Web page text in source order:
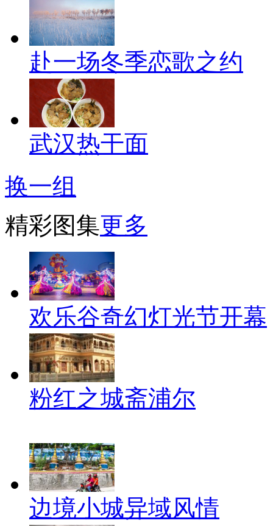
赴一场冬季恋歌之约
武汉热干面
换一组
精彩图集更多
欢乐谷奇幻灯光节开幕
粉红之城斋浦尔
边境小城异域风情